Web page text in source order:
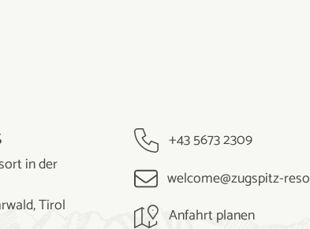
in der
Tirol
+43 5673 2309
welcome@zugspitz-
Anfahrt planen